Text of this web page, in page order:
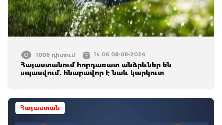
1006 դիտում 14:06 08-08-2026
Հայաստանում հորդառատ անձրևներ են
սպասվում. հնարավոր է նաև կարկուտ
Հայաստան